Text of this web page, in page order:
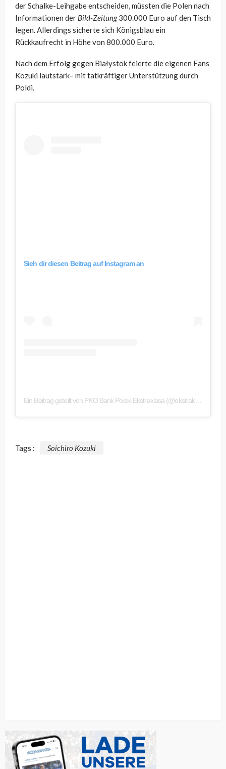
der Schalke-Leihgabe entscheiden, müssten die Polen nach
Informationen der Bild-Zeitung300.000 Euro auf den Tisch
legen. Allerdings sicherte sich Königsblau ein
Rückkaufrecht in Höhe von 800.000 Euro.
Nach dem Erfolg gegen Białystok feierte die eigenen Fans
Kozuki lautstark– mit tatkräftiger Unterstützung durch
Poldi.
Sieh dir diesen Beitrag auf Instagram an
Tags : Soichiro Kozuki